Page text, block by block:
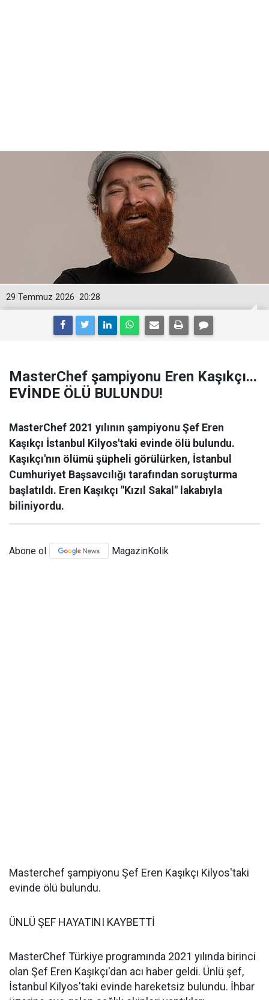
20:28
29 Temmuz 2026
MasterChef şampiyonu Eren Kaşıkçı...
EVİNDE ÖLÜ BULUNDU!
MasterChef 2021 yılının şampiyonu Şef Eren
Kaşıkçı İstanbul Kilyos'taki evinde ölü bulundu.
Kaşıkçı'nın ölümü şüpheli görülürken, İstanbul
Cumhuriyet Başsavcılığı tarafından soruşturma
başlatıldı. Eren Kaşıkçı "Kızıl Sakal" lakabıyla
biliniyordu.
Abone ol MagazinKolik
Masterchef şampiyonu Şef Eren Kaşıkçı Kilyos'taki
evinde ölü bulundu.
ÜNLÜ ŞEF HAYATINI KAYBETTİ
MasterChef Türkiye programında 2021 yılında birinci
olan Şef Eren Kaşıkçı'dan acı haber geldi. Ünlü şef,
İstanbul Kilyos'taki evinde hareketsiz bulundu. İhbar